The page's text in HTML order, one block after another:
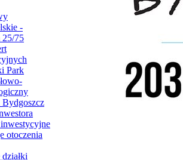
-
25/75
Park
Bydgoszcz
otoczenia